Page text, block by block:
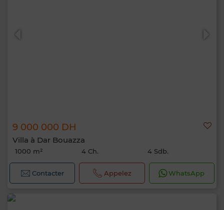
9 000 000 DH
Villa à Dar Bouazza
1000 m² 4 Ch. 4 Sdb.
Contacter Appelez WhatsApp